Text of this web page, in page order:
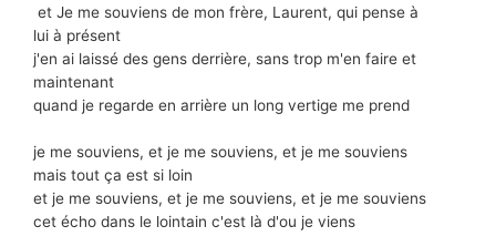
et Je me souviens de mon frère, Laurent, qui pense à
lui à présent
j'en ai laissé des gens derrière, sans trop m'en faire et
maintenant
quand je regarde en arrière un long vertige me prend
je me souviens, et je me souviens, et je me souviens
mais tout ça est si loin
et je me souviens, et je me souviens, et je me souviens
cet écho dans le lointain c'est là d'ou je viens